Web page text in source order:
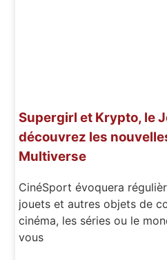
Supergirl et Krypto, le
découvrez les
Multiverse
CinéSport évoquera
jouets et autres objets de
cinéma, les séries ou le
vous